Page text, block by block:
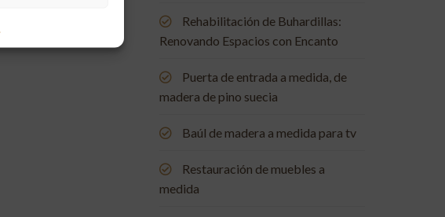
Rehabilitación de Buhardillas:
Renovando Espacios con Encanto
Puerta de entrada a medida, de
madera de pino suecia
Baúl de madera a medida para tv
Restauración de muebles a
medida